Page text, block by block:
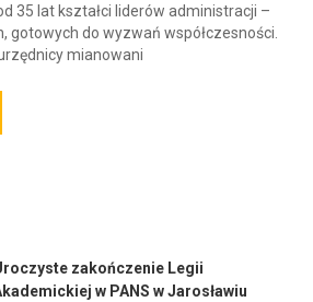
35 lat kształci liderów administracji –
gotowych do wyzwań współczesności.
mianowani
zakończenie Legii
w PANS w Jarosławiu